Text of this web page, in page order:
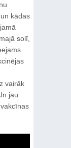
kādas
solī,
vairāk
jau